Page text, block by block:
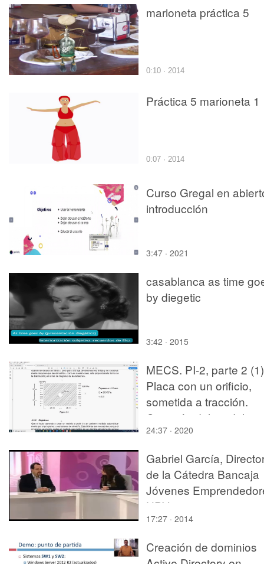
marioneta práctica 5
0:10 · 2014
Práctica 5 marioneta 1
0:07 · 2014
Curso Gregal en
introducción
3:47 · 2021
casablanca as time
by diegetic
3:42 · 2015
MECS. PI-2, parte 2
Placa con un orificio,
sometida a tracción.
Creación del modelo
(simetría, mallado
la carga)
24:37 · 2020
Gabriel García,
de la Cátedra Bancaja
Jóvenes
UPV
17:27 · 2014
Creación de dominios